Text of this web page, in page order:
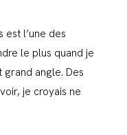
est l’une des
le plus quand je
angle. Des
je croyais ne